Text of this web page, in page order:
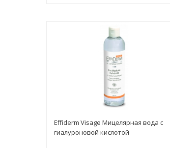
Effiderm Visage Мицелярная вода с
гиалуроновой кислотой